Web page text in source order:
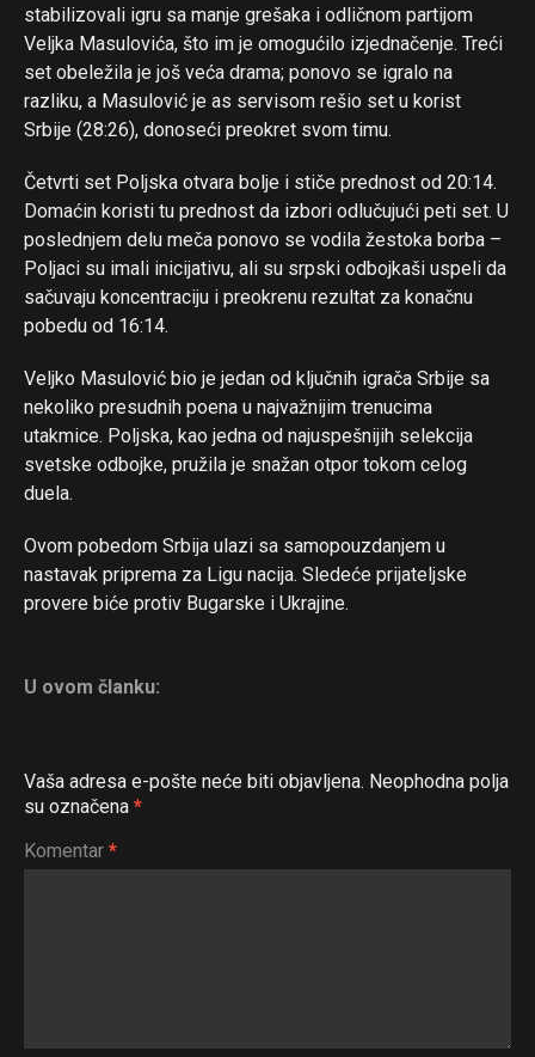
stabilizovali igru sa manje grešaka i odličnom partijom
Veljka Masulovića, što im je omogućilo izjednačenje. Treći
set obeležila je još veća drama; ponovo se igralo na
razliku, a Masulović je as servisom rešio set u korist
Srbije (28:26), donoseći preokret svom timu.
Četvrti set Poljska otvara bolje i stiče prednost od 20:14.
Domaćin koristi tu prednost da izbori odlučujući peti set. U
poslednjem delu meča ponovo se vodila žestoka borba –
Poljaci su imali inicijativu, ali su srpski odbojkaši uspeli da
sačuvaju koncentraciju i preokrenu rezultat za konačnu
pobedu od 16:14.
Veljko Masulović bio je jedan od ključnih igrača Srbije sa
nekoliko presudnih poena u najvažnijim trenucima
utakmice. Poljska, kao jedna od najuspešnijih selekcija
svetske odbojke, pružila je snažan otpor tokom celog
duela.
Ovom pobedom Srbija ulazi sa samopouzdanjem u
nastavak priprema za Ligu nacija. Sledeće prijateljske
provere biće protiv Bugarske i Ukrajine.
U ovom članku:
Vaša adresa e-pošte neće biti objavljena. Neophodna polja
su označena *
Komentar *
Flipboard
Reddit
Whatsapp
Email